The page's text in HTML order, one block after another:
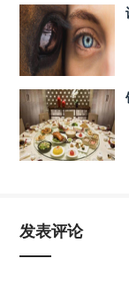
发表评论